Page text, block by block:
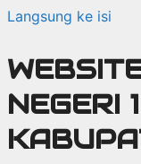
Langsung ke isi
NEGERI